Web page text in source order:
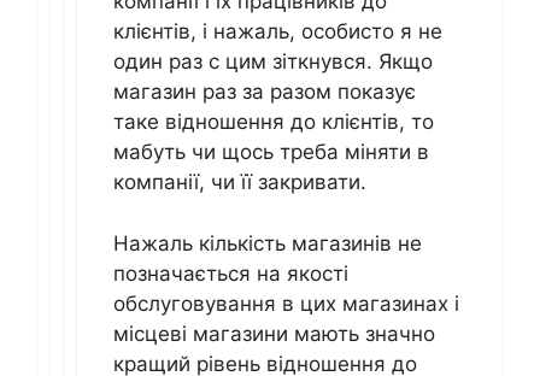
клієнтів, і нажаль, особисто я не
один раз с цим зіткнувся. Якщо
магазин раз за разом показує
таке відношення до клієнтів, то
мабуть чи щось треба міняти в
компанії, чи її закривати.
Нажаль кількість магазинів не
позначається на якості
обслуговування в цих магазинах і
місцеві магазини мають значно
кращий рівень відношення до